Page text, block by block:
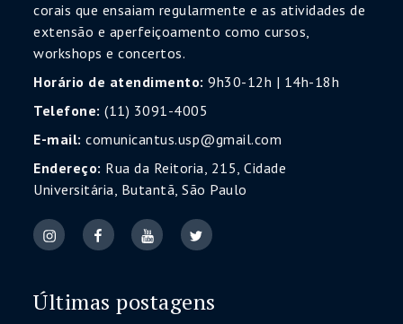
corais que ensaiam regularmente e as atividades de
extensão e aperfeiçoamento como cursos,
workshops e concertos.
Horário de atendimento: 9h30-12h | 14h-18h
Telefone: (11) 3091-4005
E-mail: comunicantus.usp@gmail.com
Endereço: Rua da Reitoria, 215, Cidade
Universitária, Butantã, São Paulo
Últimas postagens